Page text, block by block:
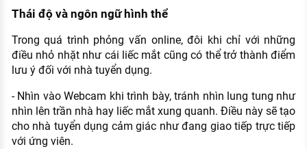
Thái độ và ngôn ngữ hình thể
Trong quá trình phỏng vấn online, đôi khi chỉ với những
điều nhỏ nhặt như cái liếc mắt cũng có thể trở thành điểm
lưu ý đối với nhà tuyển dụng.
- Nhìn vào Webcam khi trình bày, tránh nhìn lung tung như
nhìn lên trần nhà hay liếc mắt xung quanh. Điều này sẽ tạo
cho nhà tuyển dụng cảm giác như đang giao tiếp trực tiếp
với ứng viên.